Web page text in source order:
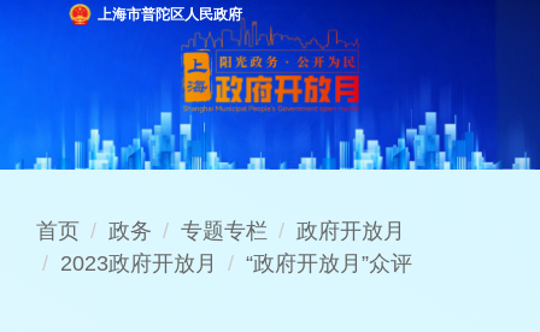
上海市普陀区人民政府
首页 政务 专题专栏
政府开放月
2023政府开放月
“政府开放月”众评